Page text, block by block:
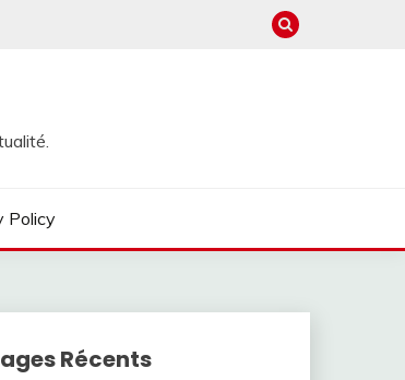
Policy
Récents